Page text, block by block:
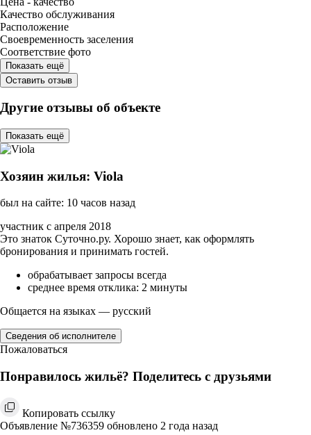
Качество обслуживания
Расположение
Своевременность заселения
Соответствие фото
Показать ещё
Оставить отзыв
Другие отзывы об объекте
Показать ещё
Хозяин жилья: Viola
был на сайте: 10 часов назад
участник с апреля 2018
Это знаток Суточно.ру. Хорошо знает, как оформлять
бронирования и принимать гостей.
обрабатывает запросы всегда
среднее время отклика: 2 минуты
Общается на языках — русский
Сведения об исполнителе
Пожаловаться
Понравилось жильё? Поделитесь с друзьями
Копировать ссылку
Объявление №736359 обновлено 2 года назад